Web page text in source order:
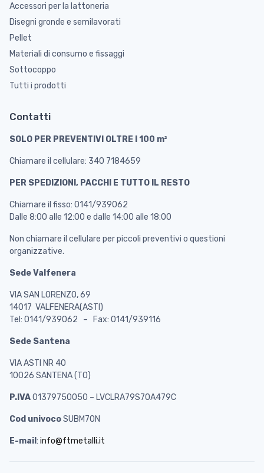
Accessori per la lattoneria
Disegni gronde e semilavorati
Pellet
Materiali di consumo e fissaggi
Sottocoppo
Tutti i prodotti
Contatti
SOLO PER PREVENTIVI OLTRE I 100 m²
Chiamare il cellulare: 340 7184659
PER SPEDIZIONI, PACCHI E TUTTO IL RESTO
Chiamare il fisso: 0141/939062
Dalle 8:00 alle 12:00 e dalle 14:00 alle 18:00
Non chiamare il cellulare per piccoli preventivi o questioni
organizzative.
Sede Valfenera
VIA SAN LORENZO, 69
14017 VALFENERA(ASTI)
Tel: 0141/939062 – Fax: 0141/939116
Sede Santena
VIA ASTI NR 40
10026 SANTENA (TO)
P.IVA01379750050 – LVCLRA79S70A479C
Cod univocoSUBM70N
E-mail : info@ftmetalli.it